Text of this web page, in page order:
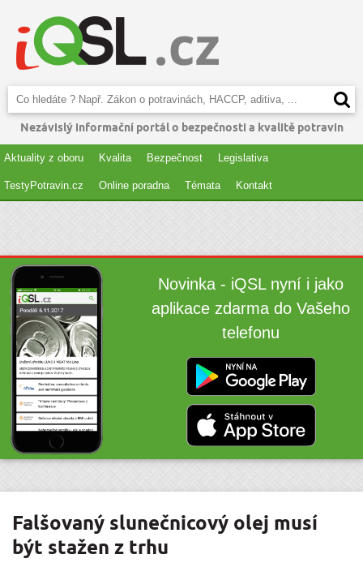
Nezávislý informační portál o bezpečnosti a kvalitě potravin
Aktuality z oboru Kvalita Bezpečnost Legislativa
TestyPotravin.cz Online poradna Témata Kontakt
Novinka - iQSL nyní i jako
aplikace zdarma do Vašeho
telefonu
Falšovaný slunečnicový olej musí
být stažen z trhu